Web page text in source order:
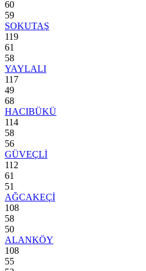
60
59
SOKUTAŞ
119
61
58
YAYLALI
117
49
68
HACIBÜKÜ
114
58
56
GÜVEÇLİ
112
61
51
AĞCAKEÇİ
108
58
50
ALANKÖY
108
55